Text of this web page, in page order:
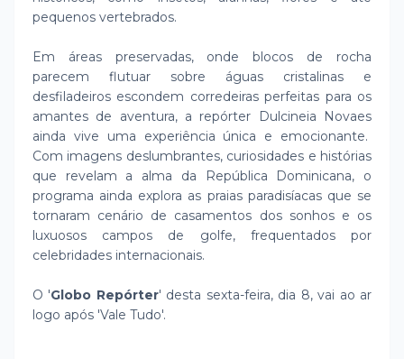
pequenos vertebrados.
Em áreas preservadas, onde blocos de rocha
parecem flutuar sobre águas cristalinas e
desfiladeiros escondem corredeiras perfeitas para os
amantes de aventura, a repórter Dulcineia Novaes
ainda vive uma experiência única e emocionante.
Com imagens deslumbrantes, curiosidades e histórias
que revelam a alma da República Dominicana, o
programa ainda explora as praias paradisíacas que se
tornaram cenário de casamentos dos sonhos e os
luxuosos campos de golfe, frequentados por
celebridades internacionais.
O 'Globo Repórter' desta sexta-feira, dia 8, vai ao ar
logo após 'Vale Tudo'.